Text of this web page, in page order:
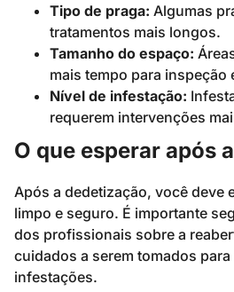
Tipo de praga: Algumas
tratamentos mais longos.
Tamanho do espaço:
mais tempo para inspeção
Nível de infestação:
requerem intervenções
O que esperar após
Após a dedetização, você deve
limpo e seguro. É importante
dos profissionais sobre a
cuidados a serem tomados
infestações.